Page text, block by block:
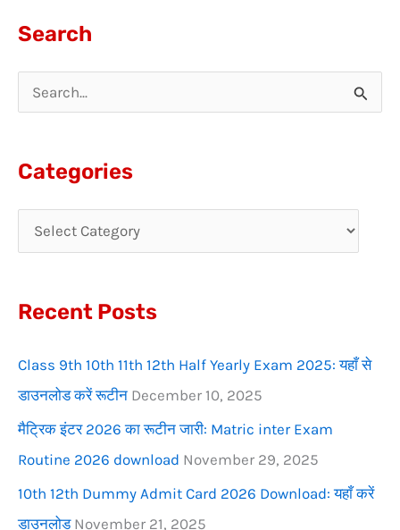
Search
h
o
:
Categories
Recent Posts
Class 9th 10th 11th 12th Half Yearly Exam 2025: यहाँ से
डाउनलोड करें रूटीन December 10, 2025
मैट्रिक इंटर 2026 का रूटीन जारी: Matric inter Exam
Routine 2026 download November 29, 2025
10th 12th Dummy Admit Card 2026 Download: यहाँ करें
डाउनलोड November 21, 2025